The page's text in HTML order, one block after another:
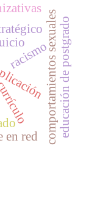
comportamientos sexuales
en red educación de postgrado
racismo